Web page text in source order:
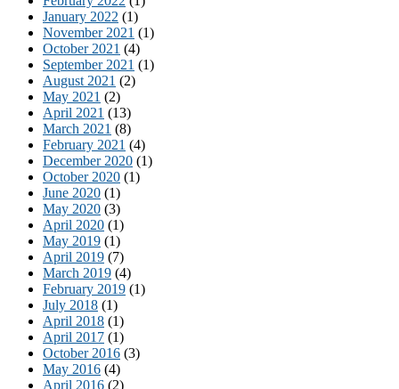
January 2022 (1)
November 2021 (1)
October 2021 (4)
September 2021 (1)
August 2021 (2)
May 2021 (2)
April 2021 (13)
March 2021 (8)
February 2021 (4)
December 2020 (1)
October 2020 (1)
June 2020 (1)
May 2020 (3)
April 2020 (1)
May 2019 (1)
April 2019 (7)
March 2019 (4)
February 2019 (1)
July 2018 (1)
April 2018 (1)
April 2017 (1)
October 2016 (3)
May 2016 (4)
April 2016 (2)